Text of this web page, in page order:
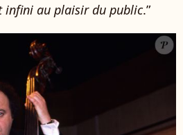
infini au plaisir du public.”